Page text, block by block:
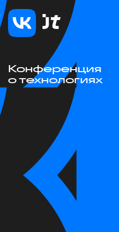
Конференция
о технологиях